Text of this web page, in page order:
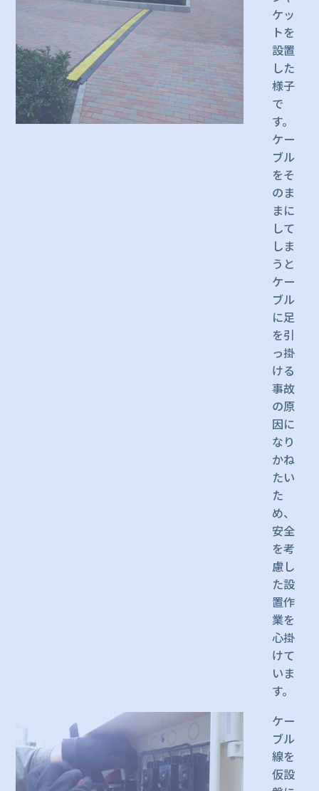
ケッ
トを
設置
した
様子
で
す。
ケー
ブル
をそ
のま
まに
して
しま
うと
ケー
ブル
に足
を引
っ掛
ける
事故
の原
因に
なり
かね
たい
た
め、
安全
を考
慮し
た設
置作
業を
心掛
けて
いま
す。
ケー
ブル
線を
仮設